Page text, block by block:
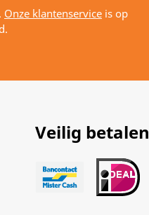
Onze klantenservice is op
Veilig betalen